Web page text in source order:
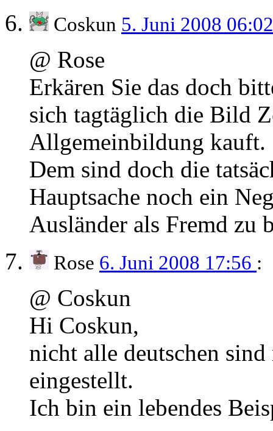
Coskun 5. Juni 2008
@ Rose
Erkären Sie das doch
sich tagtäglich die Bild
Allgemeinbildung kauft.
Dem sind doch die
Hauptsache noch ein
Ausländer als Fremd zu
Rose 6. Juni 2008 17:56 :
@ Coskun
Hi Coskun,
nicht alle deutschen
eingestellt.
Ich bin ein lebendes